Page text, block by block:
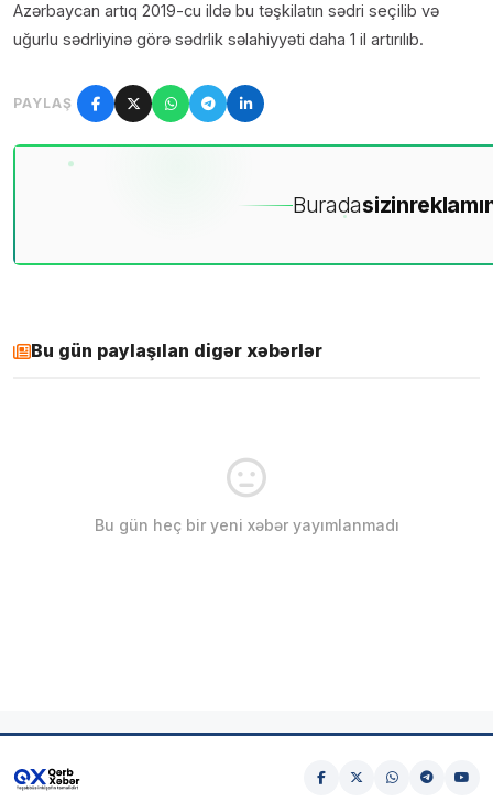
Azərbaycan artıq 2019-cu ildə bu təşkilatın sədri seçilib və
uğurlu sədrliyinə görə sədrlik səlahiyyəti daha 1 il artırılıb.
PAYLAŞ
Buradasizin
Bu gün paylaşılan digər xəbərlər
Bu gün heç bir yeni xəbər yayımlanmadı